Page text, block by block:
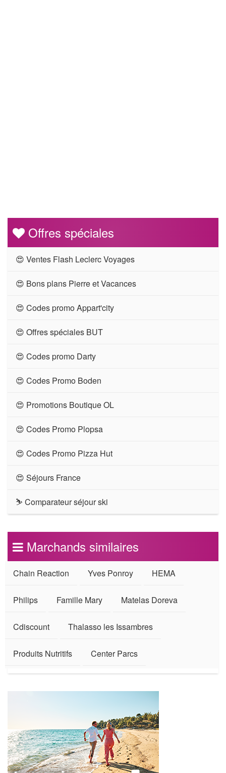
Offres spéciales
😍 Ventes Flash Leclerc Voyages
😍 Bons plans Pierre et Vacances
😍 Codes promo Appart'city
😍 Offres spéciales BUT
😍 Codes promo Darty
😍 Codes Promo Boden
😍 Promotions Boutique OL
😍 Codes Promo Plopsa
😍 Codes Promo Pizza Hut
😍 Séjours France
⛷ Comparateur séjour ski
Marchands similaires
Chain Reaction Yves Ponroy HEMA
Philips Famille Mary Matelas Doreva
Cdiscount Thalasso les Issambres
Produits Nutritifs Center Parcs